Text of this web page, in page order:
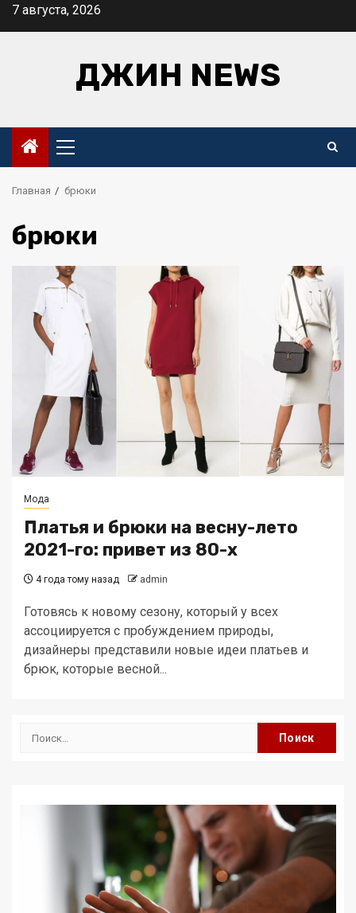
Перейти
7 августа, 2026
ДЖИН NEWS
Основное
меню
Главная брюки
брюки
Мода
Платья и брюки на весну-лето
2021-го: привет из 80-х
4 года тому назад admin
Готовясь к новому сезону, который у всех
ассоциируется с пробуждением природы,
дизайнеры представили новые идеи платьев и
брюк, которые весной...
Найти: